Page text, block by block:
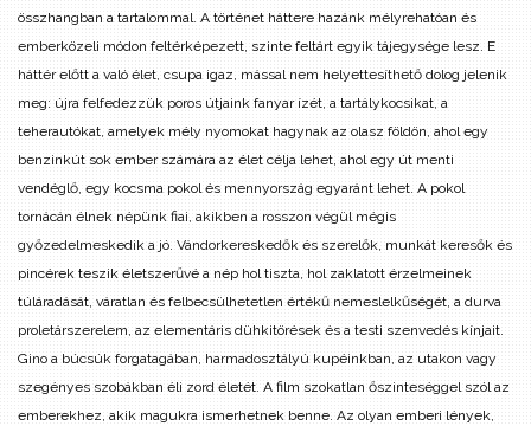
összhangban a tartalommal. A történet háttere hazánk mélyrehatóan és
emberközeli módon feltérképezett, szinte feltárt egyik tájegysége lesz. E
háttér előtt a való élet, csupa igaz, mással nem helyettesíthető dolog jelenik
meg: újra felfedezzük poros útjaink fanyar ízét, a tartálykocsikat, a
teherautókat, amelyek mély nyomokat hagynak az olasz földön, ahol egy
benzinkút sok ember számára az élet célja lehet, ahol egy út menti
vendéglő, egy kocsma pokol és mennyország egyaránt lehet. A pokol
tornácán élnek népünk fiai, akikben a rosszon végül mégis
győzedelmeskedik a jó. Vándorkereskedők és szerelők, munkát keresők és
pincérek teszik életszerűvé a nép hol tiszta, hol zaklatott érzelmeinek
túláradását, váratlan és felbecsülhetetlen értékű nemeslelkűségét, a durva
proletárszerelem, az elementáris dühkitörések és a testi szenvedés kínjait.
Gino a búcsúk forgatagában, harmadosztályú kupéinkban, az utakon vagy
szegényes szobákban éli zord életét. A film szokatlan őszinteséggel szól az
emberekhez, akik magukra ismerhetnek benne. Az olyan emberi lények,